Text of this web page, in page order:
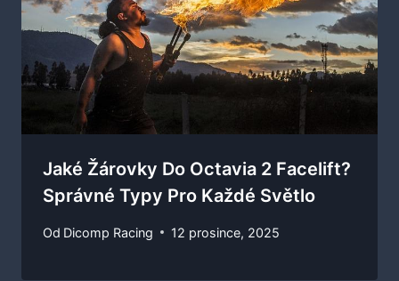
Jaké Žárovky Do Octavia 2 Facelift?
Správné Typy Pro Každé Světlo
Od Dicomp Racing 12 prosince, 2025